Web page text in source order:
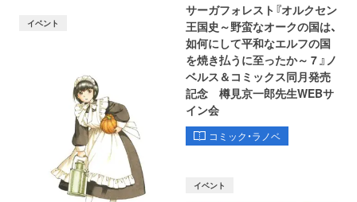
サーガフォレスト『オルクセン
王国史～野蛮なオークの国は、
如何にして平和なエルフの国
を焼き払うに至ったか～ 7 』ノ
ベルス＆コミックス同月発売
記念 樽見京一郎先生WEBサ
イン会
コミック・ラノベ
イベント
イベント